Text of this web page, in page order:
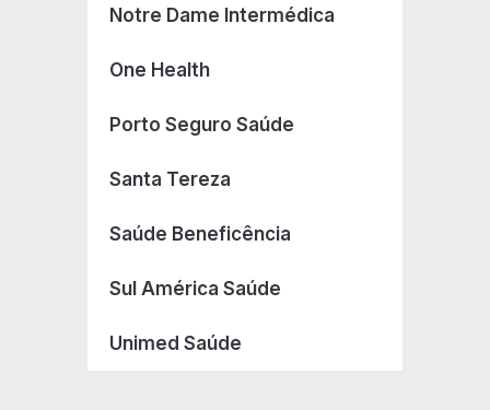
Notre Dame Intermédica
One Health
Porto Seguro Saúde
Santa Tereza
Saúde Beneficência
Sul América Saúde
Unimed Saúde